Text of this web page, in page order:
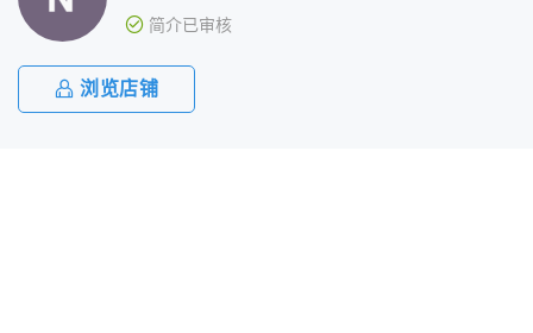
简介已审核
浏览店铺